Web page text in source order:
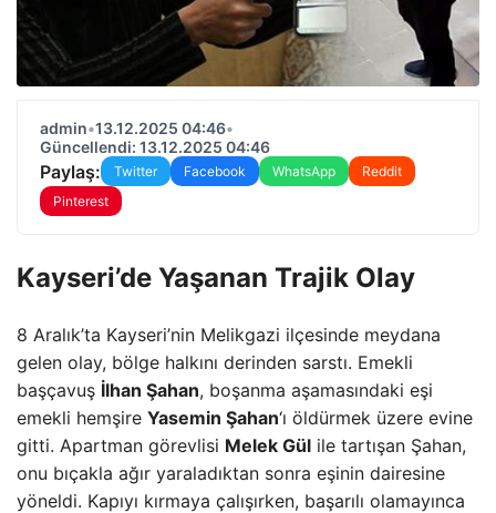
admin•13.12.2025 04:46•
Güncellendi: 13.12.2025 04:46
Paylaş: Twitter Facebook WhatsApp
Reddit
Pinterest
Kayseri’de Yaşanan Trajik Olay
8 Aralık’ta Kayseri’nin Melikgazi ilçesinde meydana
gelen olay, bölge halkını derinden sarstı. Emekli
başçavuş İlhan Şahan, boşanma aşamasındaki eşi
emekli hemşire Yasemin Şahan‘ı öldürmek üzere evine
gitti. Apartman görevlisi Melek Gül ile tartışan Şahan,
onu bıçakla ağır yaraladıktan sonra eşinin dairesine
yöneldi. Kapıyı kırmaya çalışırken, başarılı olamayınca